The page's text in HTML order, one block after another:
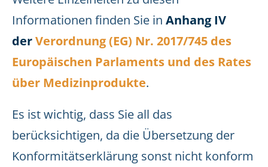
Informationen finden Sie in Anhang IV
derVerordnung (EG) Nr. 2017/745 des
Europäischen Parlaments und des Rates
über Medizinprodukte.
Es ist wichtig, dass Sie all das
berücksichtigen, da die Übersetzung der
Konformitätserklärung sonst nicht konform